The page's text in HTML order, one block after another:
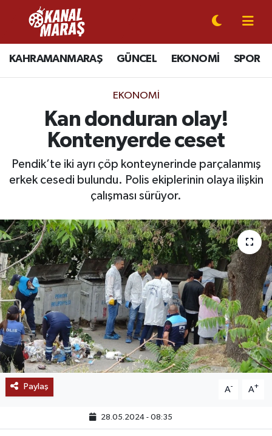
KAHRAMANMARAŞ GÜNCEL EKONOMİ SPOR
EKONOMI
Kan donduran olay!
Kontenyerde ceset
Pendik’te iki ayrı çöp konteynerinde parçalanmış
erkek cesedi bulundu. Polis ekiplerinin olaya ilişkin
çalışması sürüyor.
Paylaş A- A+
28.05.2024 - 08:35
CANLI YAYIN
KAHRAMANMARAŞ
SPOR
SİYASET
GÜNDEM
MAGAZİN
SAĞLIK
EĞİTİM
BÖLGE
KEŞFET
Kahramanmaraş Nöbetçi Eczaneler
Kahramanmaraş Hava Durumu
Kahramanmaraş Trafik Yoğunluk Haritası
Süper Lig Puan Durumu ve Fikstür
Tüm Manşetler
Son Dakika Haberleri
Haber Arşivi